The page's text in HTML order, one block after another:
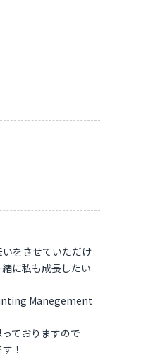
をさせていただけ
に私も成長したい
Manegement
ておりますので
！